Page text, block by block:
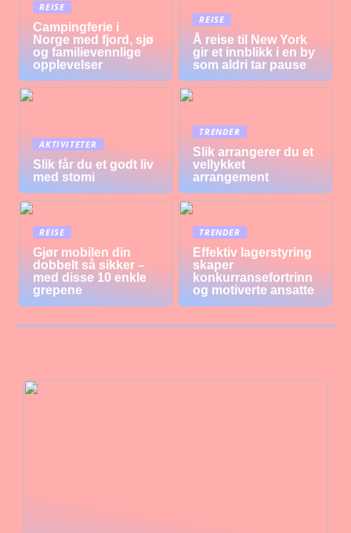
REISE
Campingferie i
Norge med fjord, sjø
og familievennlige
opplevelser
REISE
Å reise til New York
gir et innblikk i en by
som aldri tar pause
AKTIVITETER
Slik får du et godt liv
med stomi
TRENDER
Slik arrangerer du et
vellykket
arrangement
REISE
Gjør mobilen din
dobbelt så sikker –
med disse 10 enkle
grepene
TRENDER
Effektiv lagerstyring
skaper
konkurransefortrinn
og motiverte ansatte